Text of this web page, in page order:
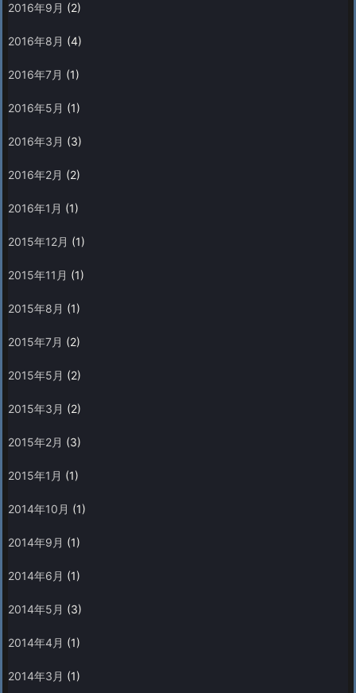
2016年9月 (2)
2016年8月 (4)
2016年7月 (1)
2016年5月 (1)
2016年3月 (3)
2016年2月 (2)
2016年1月 (1)
2015年12月 (1)
2015年11月 (1)
2015年8月 (1)
2015年7月 (2)
2015年5月 (2)
2015年3月 (2)
2015年2月 (3)
2015年1月 (1)
2014年10月 (1)
2014年9月 (1)
2014年6月 (1)
2014年5月 (3)
2014年4月 (1)
2014年3月 (1)